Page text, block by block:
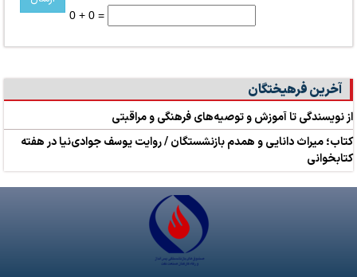
0 + 0 =
آخرین فرهیختگان
از نویسندگی تا آموزش و توصیه‌های فرهنگی و مراقبتی
کتاب؛ میراث دانایی و همدم بازنشستگان / روایت یوسف جوادی‌نیا در هفته
کتابخوانی